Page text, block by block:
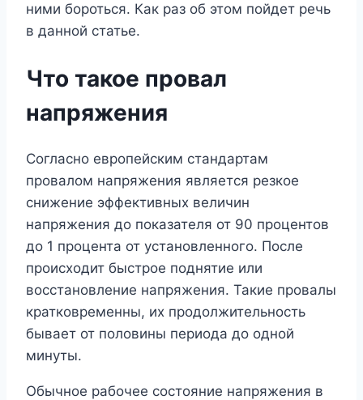
ними бороться. Как раз об этом пойдет речь
в данной статье.
Что такое провал
напряжения
Согласно европейским стандартам
провалом напряжения является резкое
снижение эффективных величин
напряжения до показателя от 90 процентов
до 1 процента от установленного. После
происходит быстрое поднятие или
восстановление напряжения. Такие провалы
кратковременны, их продолжительность
бывает от половины периода до одной
минуты.
Обычное рабочее состояние напряжения в